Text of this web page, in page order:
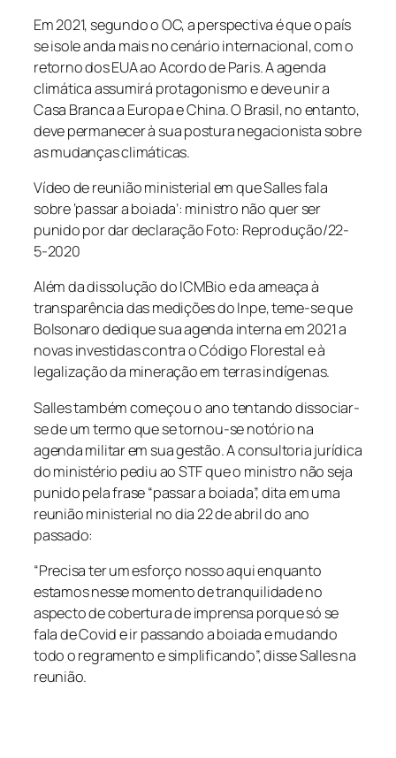
Em 2021, segundo o OC, a perspectiva é que o país
se isole anda mais no cenário internacional, com o
retorno dos EUA ao Acordo de Paris. A agenda
climática assumirá protagonismo e deve unir a
Casa Branca a Europa e China. O Brasil, no entanto,
deve permanecer à sua postura negacionista sobre
as mudanças climáticas.
Vídeo de reunião ministerial em que Salles fala
sobre ‘passar a boiada’: ministro não quer ser
punido por dar declaração Foto: Reprodução/22-
5-2020
Além da dissolução do ICMBio e da ameaça à
transparência das medições do Inpe, teme-se que
Bolsonaro dedique sua agenda interna em 2021 a
novas investidas contra o Código Florestal e à
legalização da mineração em terras indígenas.
Salles também começou o ano tentando dissociar-
se de um termo que se tornou-se notório na
agenda militar em sua gestão. A consultoria jurídica
do ministério pediu ao STF que o ministro não seja
punido pela frase “passar a boiada”, dita em uma
reunião ministerial no dia 22 de abril do ano
passado:
“Precisa ter um esforço nosso aqui enquanto
estamos nesse momento de tranquilidade no
aspecto de cobertura de imprensa porque só se
fala de Covid e ir passando a boiada e mudando
todo o regramento e simplificando”, disse Salles na
reunião.